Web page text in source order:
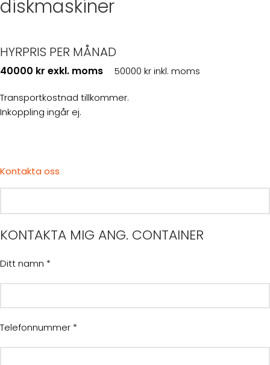
diskmaskiner
HYRPRIS PER MÅNAD
40000 kr exkl. moms 50000 kr inkl. moms
Transportkostnad tillkommer.
Inkoppling ingår ej.
Kontakta oss
KONTAKTA MIG ANG. CONTAINER
Ditt namn *
Telefonnummer *